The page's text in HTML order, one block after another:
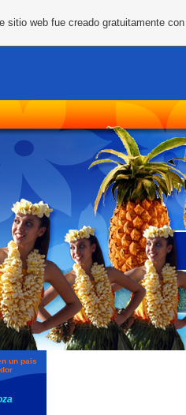
un pais
sitio web fue creado gratuitamente con